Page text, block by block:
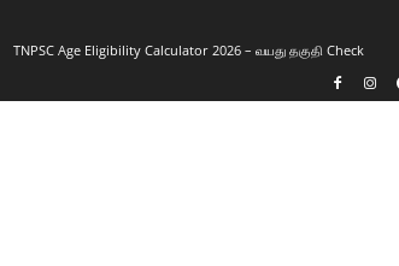
TNPSC Age Eligibility Calculator 2026 – வயது தகுதி Check